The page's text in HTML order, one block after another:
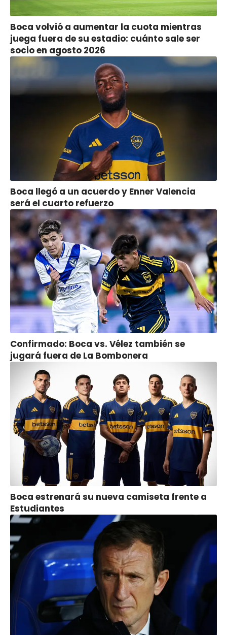
Boca volvió a aumentar la cuota mientras
juega fuera de su estadio: cuánto sale ser
socio en agosto 2026
Boca llegó a un acuerdo y Enner Valencia
será el cuarto refuerzo
Confirmado: Boca vs. Vélez también se
jugará fuera de La Bombonera
Boca estrenará su nueva camiseta frente a
Estudiantes